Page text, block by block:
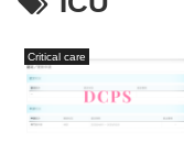
Critical care